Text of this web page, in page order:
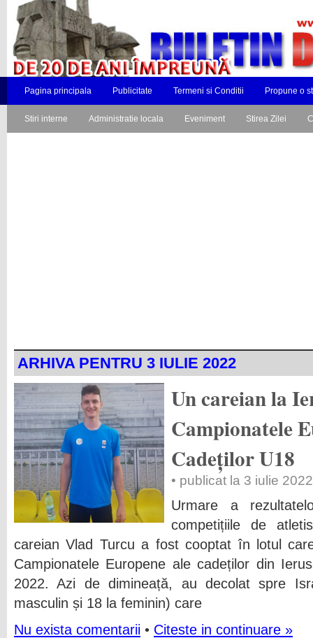
Pagina principala Publicitate Termeni si Conditii Propune o
Stiri interne Administratie locala Eveniment Stirea Zilei
ARHIVA PENTRU 3 IULIE 2022
Un careian la
Campionatele
Cadeților U18
• publicat la 3 iulie 2022
Urmare a
competițiile de
careian Vlad Turcu a fost cooptat în lotul
Campionatele Europene ale cadeților din
2022. Azi de dimineață, au decolat spre
masculin și 18 la feminin) care
Nu exista comentarii • Citeste in continuare »